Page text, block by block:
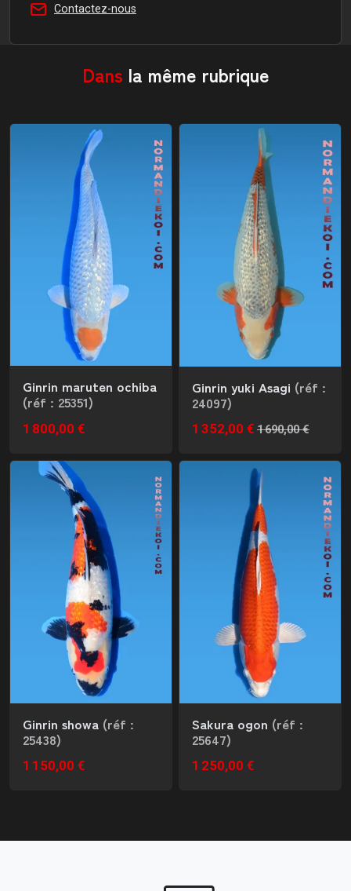
Contactez-nous
Dans la même rubrique
Ginrin maruten ochiba
(réf : 25351)
1 800,00 €
Ginrin yuki Asagi (réf :
24097)
1 352,00 € 1 690,00 €
Ginrin showa (réf :
25438)
1 150,00 €
Sakura ogon (réf :
25647)
1 250,00 €